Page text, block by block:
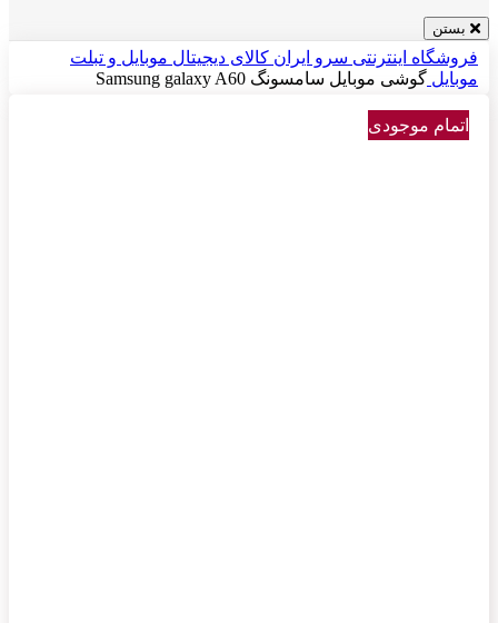
بستن
فروشگاه اینترنتی سرو ایران کالای دیجیتال موبایل و تبلت
موبایل گوشی موبایل سامسونگ Samsung galaxy A60
اتمام موجودی